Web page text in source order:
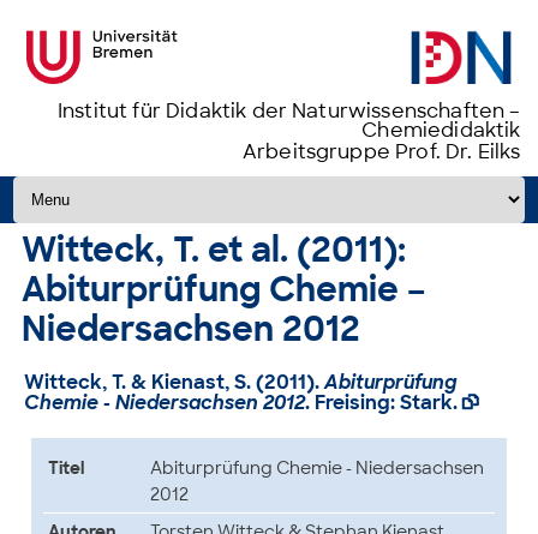
Institut für Didaktik der Naturwissenschaften –
Chemiedidaktik
Arbeitsgruppe Prof. Dr. Eilks
Zum Inhalt springen
Witteck, T. et al. (2011):
Abiturprüfung Chemie –
Niedersachsen 2012
Witteck, T. & Kienast, S. (2011).Abiturprüfung
Chemie - Niedersachsen 2012. Freising: Stark. 
Titel
Abiturprüfung Chemie - Niedersachsen
2012